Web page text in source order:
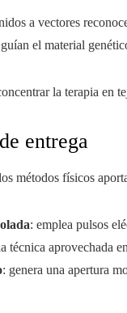
a vectores
guían el material
la terapia en
entrega
métodos físicos
: emplea pulsos
técnica aprovechada
: genera una apertura